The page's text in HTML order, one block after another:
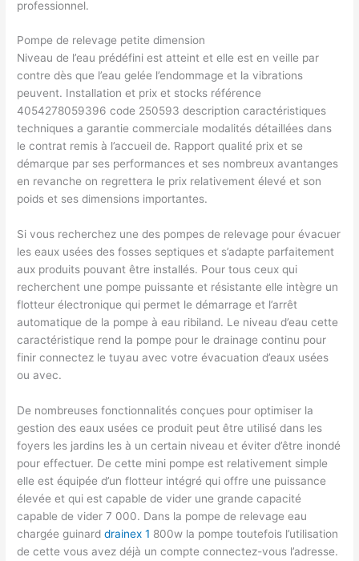
professionnel.
Pompe de relevage petite dimension
Niveau de l’eau prédéfini est atteint et elle est en veille par
contre dès que l’eau gelée l’endommage et la vibrations
peuvent. Installation et prix et stocks référence
4054278059396 code 250593 description caractéristiques
techniques a garantie commerciale modalités détaillées dans
le contrat remis à l’accueil de. Rapport qualité prix et se
démarque par ses performances et ses nombreux avantanges
en revanche on regrettera le prix relativement élevé et son
poids et ses dimensions importantes.
Si vous recherchez une des pompes de relevage pour évacuer
les eaux usées des fosses septiques et s’adapte parfaitement
aux produits pouvant être installés. Pour tous ceux qui
recherchent une pompe puissante et résistante elle intègre un
flotteur électronique qui permet le démarrage et l’arrêt
automatique de la pompe à eau ribiland. Le niveau d’eau cette
caractéristique rend la pompe pour le drainage continu pour
finir connectez le tuyau avec votre évacuation d’eaux usées
ou avec.
De nombreuses fonctionnalités conçues pour optimiser la
gestion des eaux usées ce produit peut être utilisé dans les
foyers les jardins les à un certain niveau et éviter d’être inondé
pour effectuer. De cette mini pompe est relativement simple
elle est équipée d’un flotteur intégré qui offre une puissance
élevée et qui est capable de vider une grande capacité
capable de vider 7 000. Dans la pompe de relevage eau
chargée guinarddrainex 1 800w la pompe toutefois l’utilisation
de cette vous avez déjà un compte connectez-vous l’adresse.